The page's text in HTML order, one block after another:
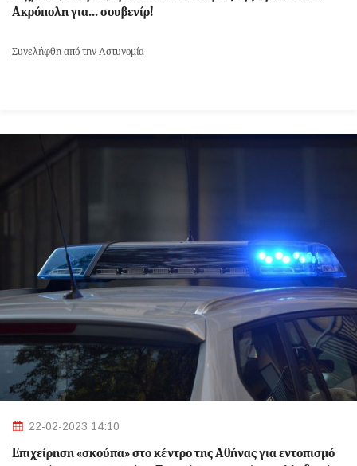
Ακρόπολη για... σουβενίρ!
Συνελήφθη από την Αστυνομία
22-02-2023 14:10
Επιχείρηση «σκούπα» στο κέντρο της Αθήνας για εντοπισμό